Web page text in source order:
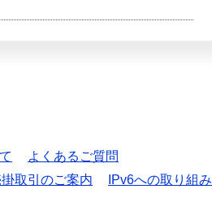
よくあるご質問
取引のご案内
IPv6への取り組み